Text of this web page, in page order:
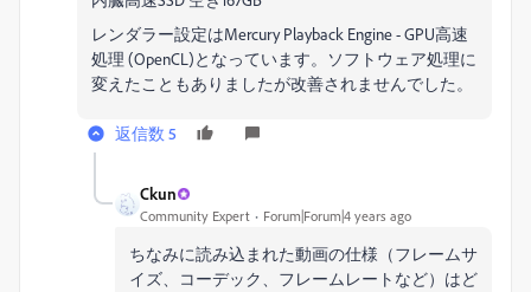
レンダラー設定はMercury Playback Engine - GPU高速
処理 (OpenCL)となっています。ソフトウェア処理に
変えたこともありましたが改善されませんでした。
返信数 5
Ckun
Community Expert Forum|Forum|4 years ago
ちなみに読み込まれた動画の仕様（フレームサ
イズ、コーデック、フレームレートなど）はど